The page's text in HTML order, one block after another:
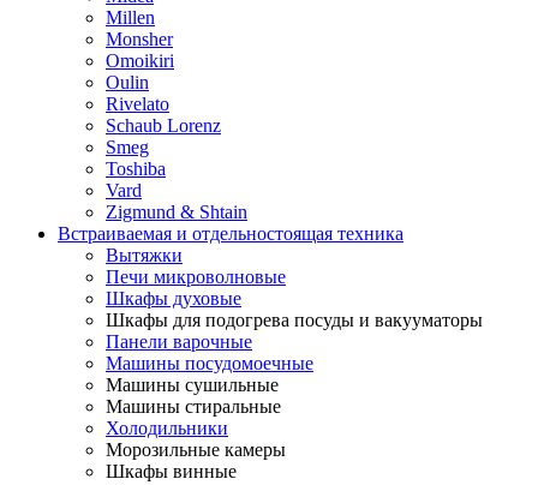
Millen
Monsher
Omoikiri
Oulin
Rivelato
Schaub Lorenz
Smeg
Toshiba
Vard
Zigmund & Shtain
Встраиваемая и отдельностоящая техника
Вытяжки
Печи микроволновые
Шкафы духовые
Шкафы для подогрева посуды и вакууматоры
Панели варочные
Машины посудомоечные
Машины сушильные
Машины стиральные
Холодильники
Морозильные камеры
Шкафы винные